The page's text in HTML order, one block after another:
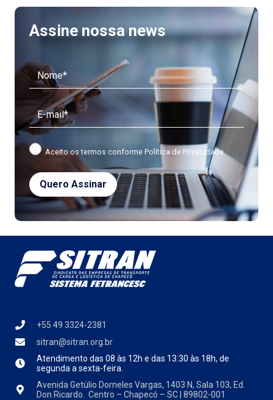
Assine nossa news
Aceito os termos conforme Política de Privacidade
+55 49 3324-2381
sitran@sitran.org.br
Atendimento das 08 às 12h e das 13:30 às 18h, de
segunda a sexta-feira.
Avenida Getúlio Dorneles Vargas, 1403 N, Sala 103, Ed.
Don Ricardo. Centro – Chapecó – SC | 89802-001